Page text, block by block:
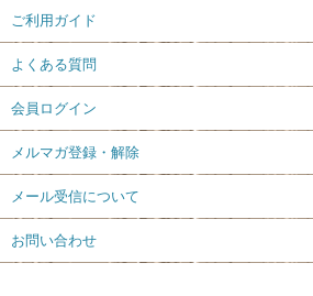
ご利用ガイド
よくある質問
会員ログイン
メルマガ登録・解除
メール受信について
お問い合わせ